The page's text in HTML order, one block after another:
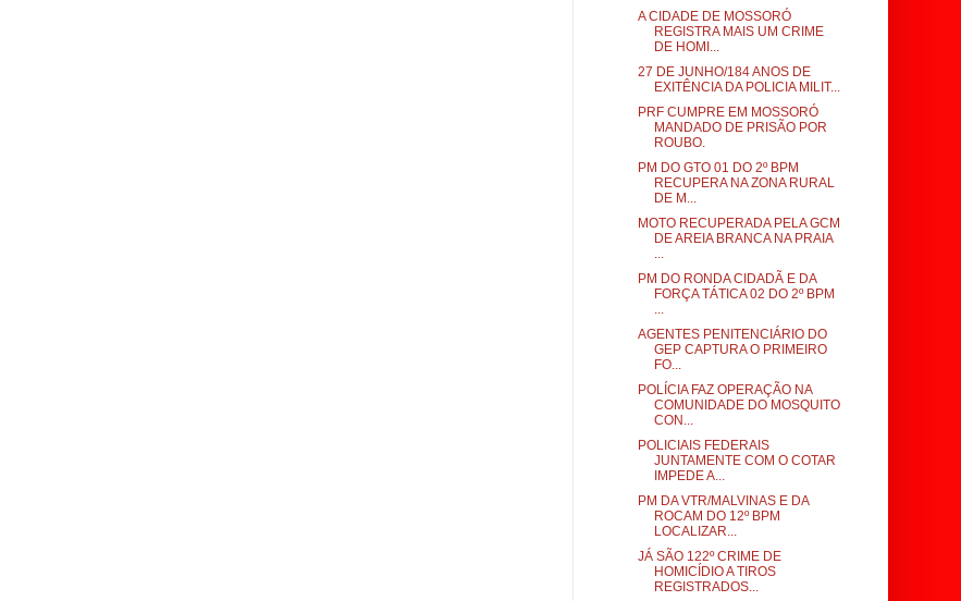
A CIDADE DE MOSSORÓ
REGISTRA MAIS UM CRIME
DE HOMI...
27 DE JUNHO/184 ANOS DE
EXITÊNCIA DA POLICIA MILIT...
PRF CUMPRE EM MOSSORÓ
MANDADO DE PRISÃO POR
ROUBO.
PM DO GTO 01 DO 2º BPM
RECUPERA NA ZONA RURAL
DE M...
MOTO RECUPERADA PELA GCM
DE AREIA BRANCA NA PRAIA
...
PM DO RONDA CIDADÃ E DA
FORÇA TÁTICA 02 DO 2º BPM
...
AGENTES PENITENCIÁRIO DO
GEP CAPTURA O PRIMEIRO
FO...
POLÍCIA FAZ OPERAÇÃO NA
COMUNIDADE DO MOSQUITO
CON...
POLICIAIS FEDERAIS
JUNTAMENTE COM O COTAR
IMPEDE A...
PM DA VTR/MALVINAS E DA
ROCAM DO 12º BPM
LOCALIZAR...
JÁ SÃO 122º CRIME DE
HOMICÍDIO A TIROS
REGISTRADOS...